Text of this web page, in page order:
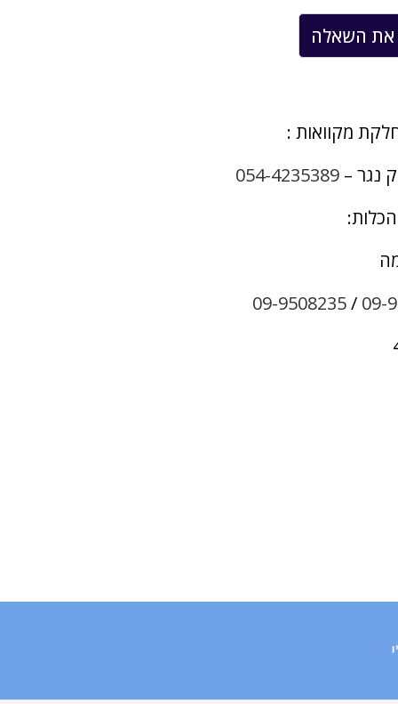
מקוואות :
נגר – 054-4235389
09-
/
09-9508235